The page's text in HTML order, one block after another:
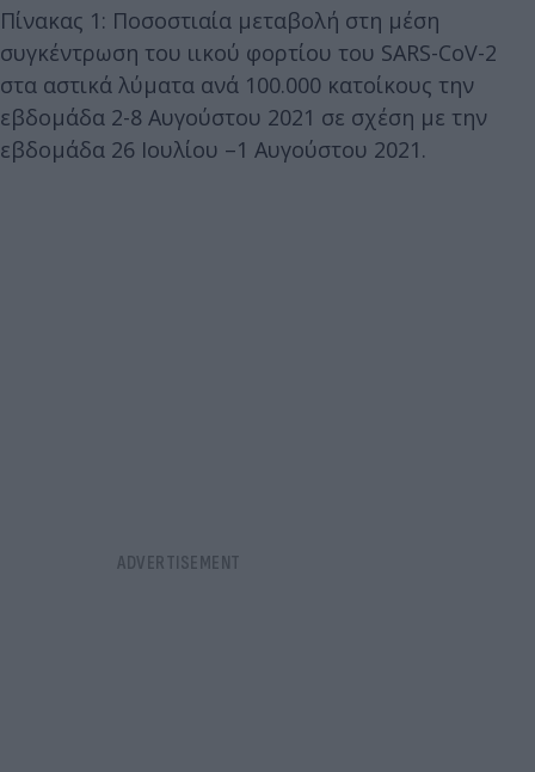
Πίνακας 1: Ποσοστιαία μεταβολή στη μέση
συγκέντρωση του ιικού φορτίου του SARS-CoV-2
στα αστικά λύματα ανά 100.000 κατοίκους την
εβδομάδα 2-8 Αυγούστου 2021 σε σχέση με την
εβδομάδα 26 Ιουλίου –1 Αυγούστου 2021.